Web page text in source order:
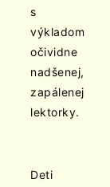
s
výkladom
očividne
nadšenej,
zapálenej
lektorky.
Deti